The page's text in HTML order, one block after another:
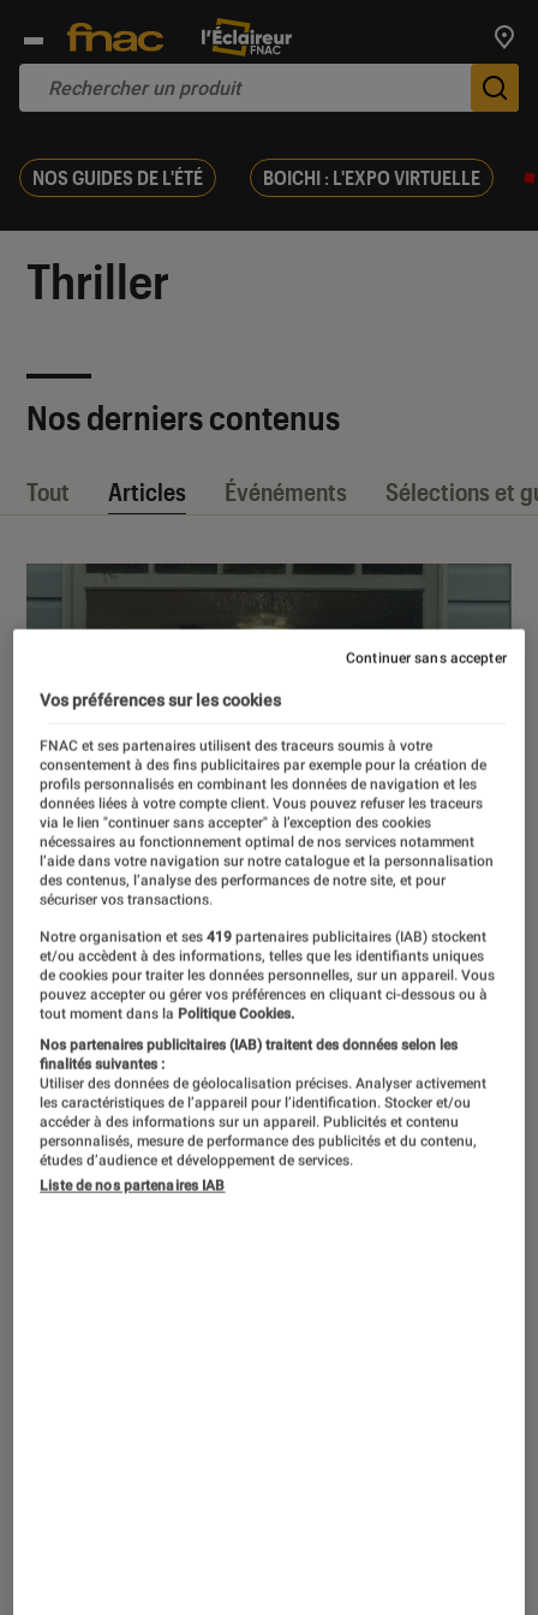
NOS GUIDES DE L'ÉTÉ BOICHI : L'EXPO VIRTUELLE
Thriller
Nos derniers contenus
Tout Articles Événéments Sélections et
Le dernier refuge: Netflix dévoile son
nouveau thriller fantastique
ACTU
Cinéma • 06 août. 2026
Vos préférences sur les cookies
FNAC et ses partenaires utilisent des traceurs soumis à votre
consentement à des fins publicitaires par exemple pour la création de
profils personnalisés en combinant les données de navigation et les
données liées à votre compte client. Vous pouvez refuser les traceurs
via le lien "continuer sans accepter" à l’exception des cookies
nécessaires au fonctionnement optimal de nos services notamment
l’aide dans votre navigation sur notre catalogue et la personnalisation
des contenus, l’analyse des performances de notre site, et pour
sécuriser vos transactions.
Notre organisation et ses419 partenaires publicitaires (IAB) stockent
et/ou accèdent à des informations, telles que les identifiants uniques
de cookies pour traiter les données personnelles, sur un appareil. Vous
pouvez accepter ou gérer vos préférences en cliquant ci-dessous ou à
tout moment dans la Politique Cookies.
Nos partenaires publicitaires (IAB) traitent des données selon les
finalités suivantes :
Utiliser des données de géolocalisation précises. Analyser activement
les caractéristiques de l’appareil pour l’identification. Stocker et/ou
accéder à des informations sur un appareil. Publicités et contenu
personnalisés, mesure de performance des publicités et du contenu,
études d’audience et développement de services.
Liste de nos partenaires IAB
Continuer sans accepter